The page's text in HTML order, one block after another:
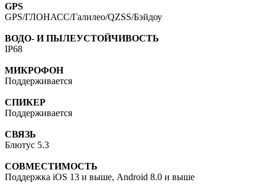
GPS
GPS/ГЛОНАСС/Галилео/QZSS/Бэйдоу
ВОДО- И ПЫЛЕУСТОЙЧИВОСТЬ
IP68
МИКРОФОН
Поддерживается
СПИКЕР
Поддерживается
СВЯЗЬ
Блютус 5.3
СОВМЕСТИМОСТЬ
Поддержка iOS 13 и выше, Android 8.0 и выше